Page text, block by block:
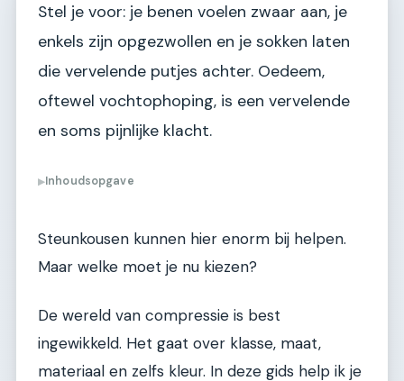
Stel je voor: je benen voelen zwaar aan, je
enkels zijn opgezwollen en je sokken laten
die vervelende putjes achter. Oedeem,
oftewel vochtophoping, is een vervelende
en soms pijnlijke klacht.
▶Inhoudsopgave
Steunkousen kunnen hier enorm bij helpen.
Maar welke moet je nu kiezen?
De wereld van compressie is best
ingewikkeld. Het gaat over klasse, maat,
materiaal en zelfs kleur. In deze gids help ik je